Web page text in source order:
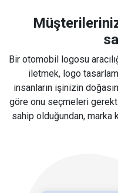
Bir otomobil logosu
iletmek, logo
insanların işinizin
göre onu seçmeleri
sahip olduğundan, marka